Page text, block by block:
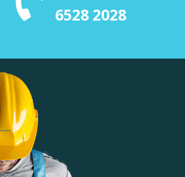
6528 2028